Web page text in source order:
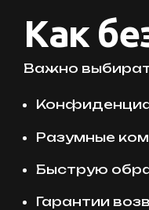
Как
Важно
Разумные
Быструю
Гарантии